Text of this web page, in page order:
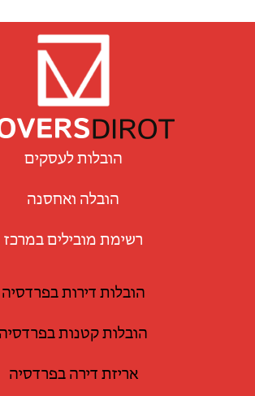
הובלות לעסקים
הובלה ואחסנה
רשימת מובילים במרכז
הובלות דירות בפרדסיה
הובלות קטנות בפרדסיה
אריזת דירה בפרדסיה